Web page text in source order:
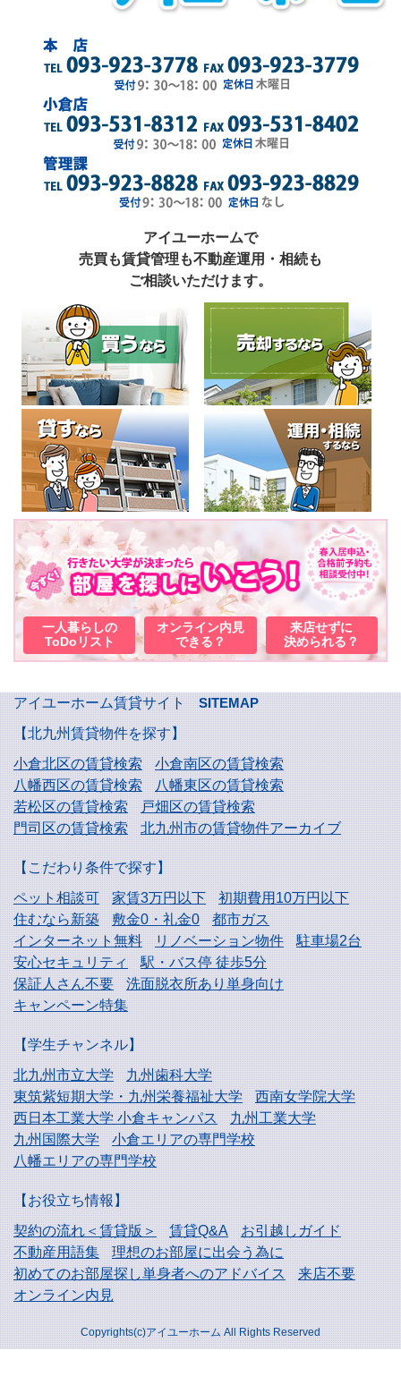
アイユーホームで
売買も賃貸管理も不動産運用・相続も
ご相談いただけます。
一人暮らしの
ToDoリスト
オンライン内見
できる？
来店せずに
決められる？
アイユーホーム賃貸サイト
SITEMAP
【北九州賃貸物件を探す】
小倉北区の賃貸検索
小倉南区の賃貸検索
八幡西区の賃貸検索
八幡東区の賃貸検索
若松区の賃貸検索
戸畑区の賃貸検索
門司区の賃貸検索
北九州市の賃貸物件アーカイブ
【こだわり条件で探す】
ペット相談可
家賃3万円以下
初期費用10万円以下
住むなら新築
敷金0・礼金0
都市ガス
インターネット無料
リノベーション物件
駐車場2台
安心セキュリティ
駅・バス停 徒歩5分
保証人さん不要
洗面脱衣所あり単身向け
キャンペーン特集
【学生チャンネル】
北九州市立大学
九州歯科大学
東筑紫短期大学・九州栄養福祉大学
西南女学院大学
西日本工業大学小倉キャンパス
九州工業大学
九州国際大学
小倉エリアの専門学校
八幡エリアの専門学校
【お役立ち情報】
契約の流れ＜賃貸版＞
賃貸Q&A
お引越しガイド
不動産用語集
理想のお部屋に出会う為に
初めてのお部屋探し単身者へのアドバイス
来店不要
オンライン内見
Copyrights(c)アイユーホーム All Rights Reserved